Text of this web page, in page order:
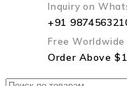
Inquiry on
+91
Free Worldwide
Order Above